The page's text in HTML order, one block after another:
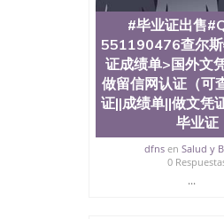
感，复印防伪）都
同时能做到与时
在读证明等相关材
防伪技术等等，并
时，坚持较高性价
信:551190476 Q/
公司专业制作、
文凭、假文凭假
认证、留服认证
#毕业证出售
551190476查尔
证成绩单>国外文
做留信网认证（可
证||成绩单||做文凭
毕业证
dfns enSalud y
0
...